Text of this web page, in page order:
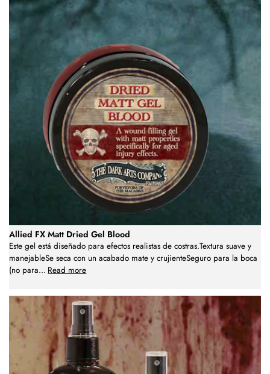
Allied FX Matt Dried Gel Blood
Este gel está diseñado para efectos realistas de costras.Textura suave y
manejableSe seca con un acabado mate y crujienteSeguro para la boca
(no para... Read more